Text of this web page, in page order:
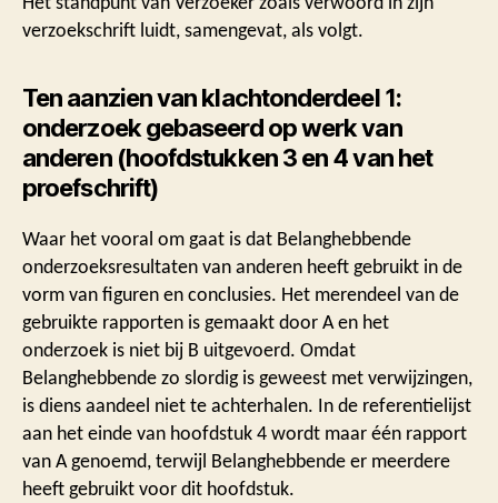
verzoekschrift luidt, samengevat, als volgt.
Ten aanzien van klachtonderdeel 1:
onderzoek gebaseerd op werk van
anderen (hoofdstukken 3 en 4 van het
proefschrift)
Waar het vooral om gaat is dat Belanghebbende
onderzoeksresultaten van anderen heeft gebruikt in de
vorm van figuren en conclusies. Het merendeel van de
gebruikte rapporten is gemaakt door A en het
onderzoek is niet bij B uitgevoerd. Omdat
Belanghebbende zo slordig is geweest met verwijzingen,
is diens aandeel niet te achterhalen. In de referentielijst
aan het einde van hoofdstuk 4 wordt maar één rapport
van A genoemd, terwijl Belanghebbende er meerdere
heeft gebruikt voor dit hoofdstuk.